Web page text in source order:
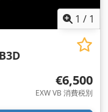
1 / 1
€6,500
EXW VB 消費税別